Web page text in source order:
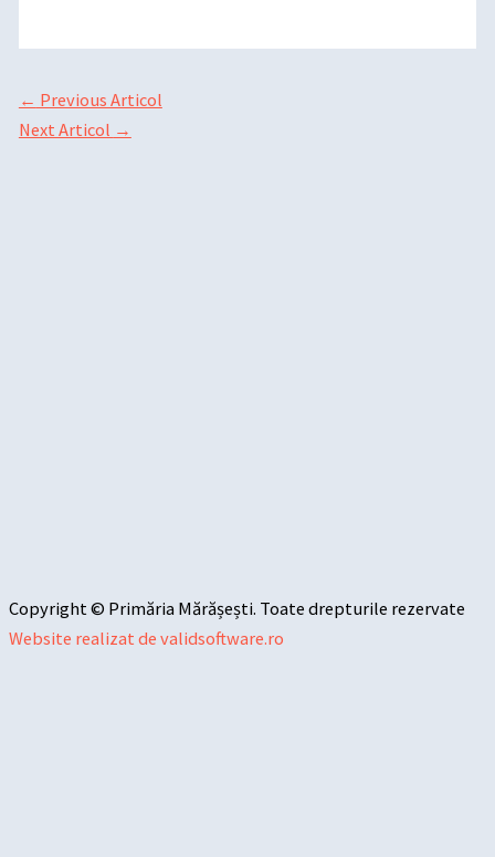
← Previous Articol
Next Articol →
Copyright © Primăria Mărășești. Toate drepturile rezervate
Website realizat de validsoftware.ro